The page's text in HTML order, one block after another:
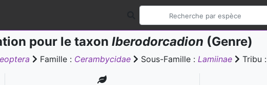
pour le taxon Iberodorcadion (Genre)
Famille : Cerambycidae Sous-Famille : Lamiinae Tribu :